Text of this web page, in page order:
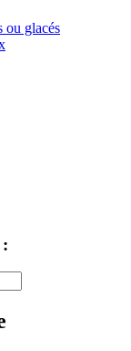
ou glacés